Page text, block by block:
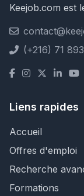
Keejob.com est
(+216) 71
Liens rapides
Accueil
Offres d'emploi
Recherche
Formations